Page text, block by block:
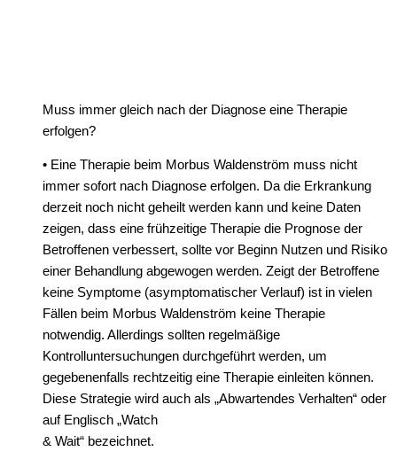
Muss immer gleich nach der Diagnose eine Therapie
erfolgen?
• Eine Therapie beim Morbus Waldenström muss nicht
immer sofort nach Diagnose erfolgen. Da die Erkrankung
derzeit noch nicht geheilt werden kann und keine Daten
zeigen, dass eine frühzeitige Therapie die Prognose der
Betroffenen verbessert, sollte vor Beginn Nutzen und Risiko
einer Behandlung abgewogen werden. Zeigt der Betroffene
keine Symptome (asymptomatischer Verlauf) ist in vielen
Fällen beim Morbus Waldenström keine Therapie
notwendig. Allerdings sollten regelmäßige
Kontrolluntersuchungen durchgeführt werden, um
gegebenenfalls rechtzeitig eine Therapie einleiten können.
Diese Strategie wird auch als „Abwartendes Verhalten“ oder
auf Englisch „Watch
& Wait“ bezeichnet.